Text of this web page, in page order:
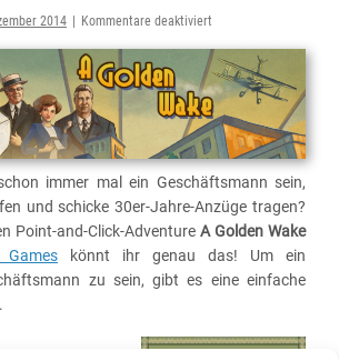
2014 Kommentare deaktiviert
Golden
Wake:
B.I.T.S.
&
Bytes
immer mal ein Geschäftsmann sein,
und schicke 30er-Jahre-Anzüge tragen?
Point-and-Click-Adventure A Golden Wake
könnt ihr genau das! Um ein
zu sein, gibt es eine einfache